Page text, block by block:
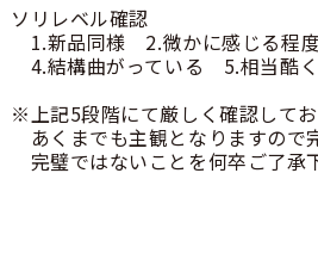
ソリレベル確認
1.新品同様 2.微かに感じる程
4.結構曲がっている 5.相当酷
※上記5段階にて厳しく確認してお
あくまでも主観となりますので
完璧ではないことを何卒ご了承